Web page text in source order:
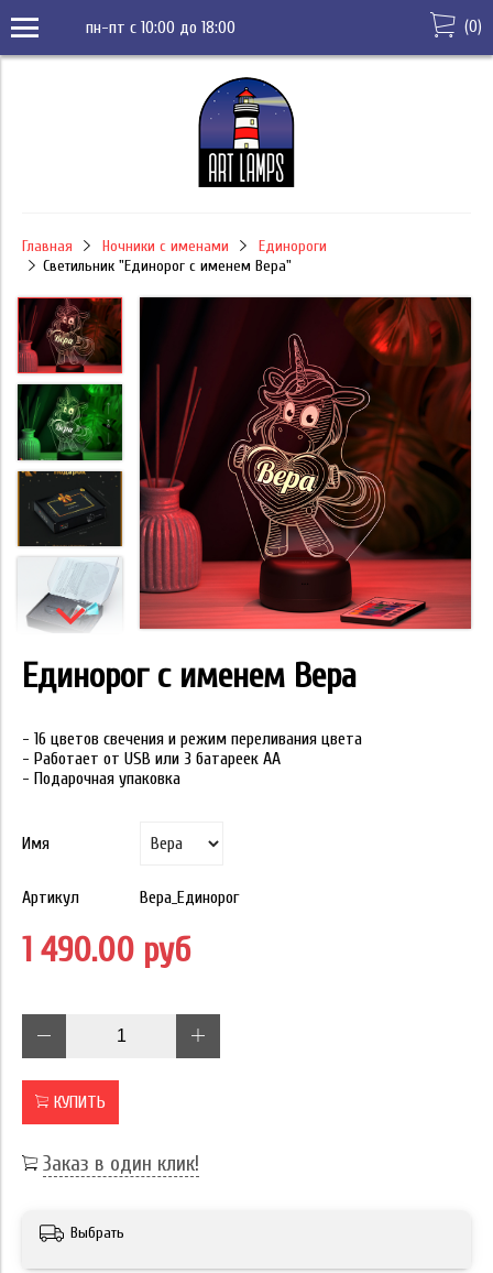
пн-пт с 10:00 до 18:00 (0)
Главная Ночники с именами
Единороги
Светильник "Единорог с именем Вера"
Единорог с именем Вера
- 16 цветов свечения и режим переливания цвета
- Работает от USB или 3 батареек АА
- Подарочная упаковка
Имя
Артикул Вера_Единорог
1 490.00 руб
КУПИТЬ
Заказ в один клик!
Выбрать